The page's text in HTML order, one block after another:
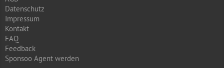
Datenschutz
Impressum
Kontakt
FAQ
Feedback
Sponsoo Agent werden